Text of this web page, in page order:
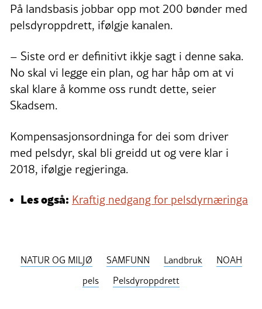
På landsbasis jobbar opp mot 200 bønder med
pelsdyroppdrett, ifølgje kanalen.
– Siste ord er definitivt ikkje sagt i denne saka.
No skal vi legge ein plan, og har håp om at vi
skal klare å komme oss rundt dette, seier
Skadsem.
Kompensasjonsordninga for dei som driver
med pelsdyr, skal bli greidd ut og vere klar i
2018, ifølgje regjeringa.
Les også: Kraftig nedgang for pelsdyrnæringa
NATUR OG MILJØ SAMFUNN Landbruk
NOAH
pels
Pelsdyroppdrett